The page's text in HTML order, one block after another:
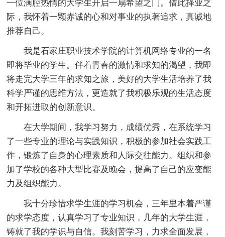
一位满腔热情的大学生开启一扇希望之门。借此择业之
际，我怀着一颗赤诚的心和对事业的执著追求，真诚地
推荐自己。
我是石家庄职业技术学院的计算机网络专业的一名
即将毕业的学生。伴着青春的激情和求知的渴望，我即
将走完大学三年的求知之旅，美好的大学生活培养了我
科学严谨的思维方法，更造就了我积极乐观的生活态度
和开拓进取的创新意识。
在大学期间，我学习努力，成绩优秀，在系统学习
了一些专业的理论与实践知识，积极的参加社会实践工
作，锻炼了自身的心理素质和人际交往能力。组织和参
加了学校的各种大型比赛及晚会，提高了自己的应变能
力及组织能力。
我十分珍惜求学生涯的学习机会，三年里本着严谨
的求学态度，认真学习了专业知识，几年的大学生涯，
铸就了我的学识与自信。我刻苦学习，力求全面发展，